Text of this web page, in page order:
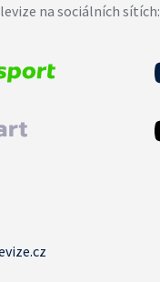
na sociálních sítích: